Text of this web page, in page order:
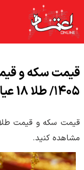
۱۴۰۵/ طلا 18 عیار گرمی چند؟+ جدول
مشاهده کنید.